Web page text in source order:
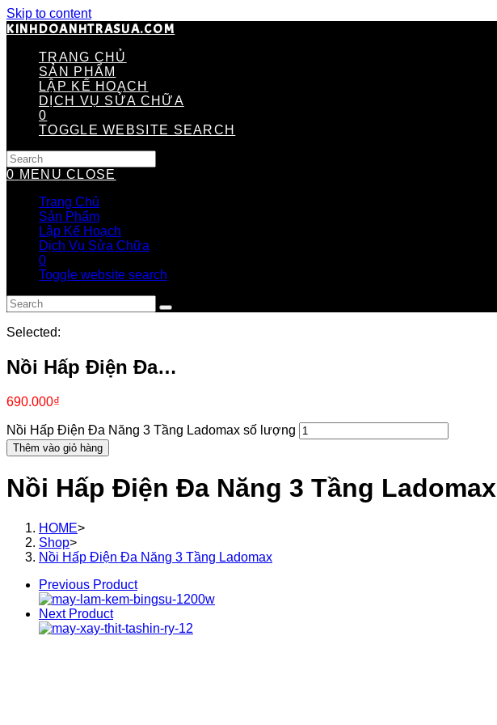
Skip to content
KINHDOANHTRASUA.COM
TRANG CHỦ
SẢN PHẨM
LẬP KẾ HOẠCH
DỊCH VỤ SỬA CHỮA
0
TOGGLE WEBSITE SEARCH
0 MENU CLOSE
Trang Chủ
Sản Phẩm
Lập Kế Hoạch
Dịch Vụ Sửa Chữa
0
Toggle website search
Selected:
Nồi Hấp Điện Đa…
690.000₫
Nồi Hấp Điện Đa Năng 3 Tầng Ladomax số lượng
Thêm vào giỏ hàng
Nồi Hấp Điện Đa Năng 3 Tầng Ladomax
HOME>
Shop>
Nồi Hấp Điện Đa Năng 3 Tầng Ladomax
Previous Product
Next Product